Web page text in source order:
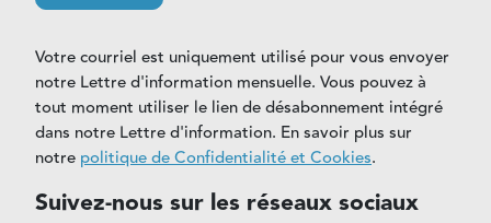
Votre courriel est uniquement utilisé pour vous envoyer
notre Lettre d'information mensuelle. Vous pouvez à
tout moment utiliser le lien de désabonnement intégré
dans notre Lettre d'information. En savoir plus sur
notre politique de Confidentialité et Cookies.
Suivez-nous sur les réseaux sociaux